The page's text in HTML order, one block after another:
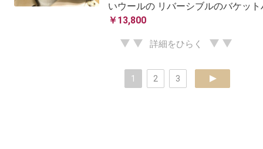
いウールの リバーシブルのバケッ
￥13,800
詳細をひらく
1 2 3 next